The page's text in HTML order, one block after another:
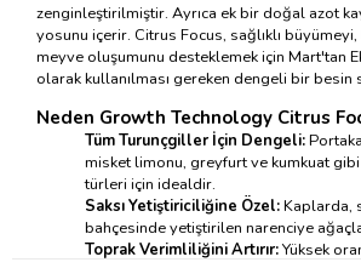
zenginleştirilmiştir. Ayrıca ek bir doğal azot
yosunu içerir. Citrus Focus, sağlıklı
meyve oluşumunu desteklemek için Mart'tan
olarak kullanılması gereken dengeli bir besin
Neden Growth Technology Citrus
Tüm Turunçgiller İçin Dengeli:
misket limonu, greyfurt ve kumkuat
türleri için idealdir.
Saksı Yetiştiriciliğine Özel:Kaplarda,
bahçesinde yetiştirilen narenciye
Toprak Verimliliğini Artırır:Yüksek